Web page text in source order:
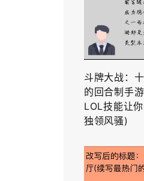
斗牌大战：
的回合制手
LOL技能让
独领风骚)